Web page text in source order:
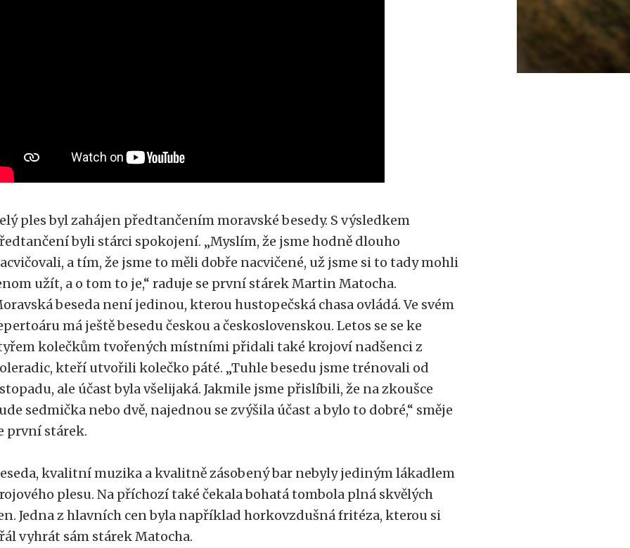
ples byl zahájen předtančením moravské besedy. S výsledkem
byli stárci spokojení. „Myslím, že jsme hodně dlouho
a tím, že jsme to měli dobře nacvičené, už jsme si to tady mohli
užít, a o tom to je,“ raduje se první stárek Martin Matocha.
beseda není jedinou, kterou hustopečská chasa ovládá. Ve svém
má ještě besedu českou a československou. Letos se se ke
kolečkům tvořených místními přidali také krojoví nadšenci z
kteří utvořili kolečko páté. „Tuhle besedu jsme trénovali od
ale účast byla všelijaká. Jakmile jsme přislíbili, že na zkoušce
sedmička nebo dvě, najednou se zvýšila účast a bylo to dobré,“ směje
první stárek.
kvalitní muzika a kvalitně zásobený bar nebyly jediným lákadlem
plesu. Na příchozí také čekala bohatá tombola plná skvělých
Jedna z hlavních cen byla například horkovzdušná fritéza, kterou si
vyhrát sám stárek Matocha.